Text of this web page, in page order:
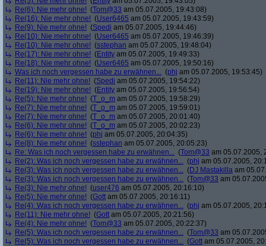
Re(6): Nie mehr ohne! (Tom@33 am 05.07.2005, 19:43:08)
Re(16): Nie mehr ohne! (User6465 am 05.07.2005, 19:43:59)
Re(9): Nie mehr ohne! (Spedi am 05.07.2005, 19:44:46)
Re(10): Nie mehr ohne! (User6465 am 05.07.2005, 19:46:39)
Re(10): Nie mehr ohne! (sstephan am 05.07.2005, 19:48:04)
Re(17): Nie mehr ohne! (Entity am 05.07.2005, 19:49:33)
Re(18): Nie mehr ohne! (User6465 am 05.07.2005, 19:50:16)
Was ich noch vergessen habe zu erwähnen... (phj am 05.07.2005, 19:53:45)
Re(11): Nie mehr ohne! (Spedi am 05.07.2005, 19:54:22)
Re(19): Nie mehr ohne! (Entity am 05.07.2005, 19:56:54)
Re(5): Nie mehr ohne! (T_o_m am 05.07.2005, 19:58:29)
Re(7): Nie mehr ohne! (T_o_m am 05.07.2005, 19:59:01)
Re(7): Nie mehr ohne! (T_o_m am 05.07.2005, 20:01:40)
Re(6): Nie mehr ohne! (T_o_m am 05.07.2005, 20:02:23)
Re(6): Nie mehr ohne! (phj am 05.07.2005, 20:04:35)
Re(8): Nie mehr ohne! (sstephan am 05.07.2005, 20:05:23)
Re: Was ich noch vergessen habe zu erwähnen... (Tom@33 am 05.07.2005,
Re(2): Was ich noch vergessen habe zu erwähnen... (phj am 05.07.2005,
Re(3): Was ich noch vergessen habe zu erwähnen... (DJ Mastakilla am
Re(3): Was ich noch vergessen habe zu erwähnen... (Tom@33 am
Re(3): Nie mehr ohne! (user476 am 05.07.2005, 20:16:10)
Re(5): Nie mehr ohne! (Gott am 05.07.2005, 20:16:11)
Re(4): Was ich noch vergessen habe zu erwähnen... (phj am 05.07.2005,
Re(11): Nie mehr ohne! (Gott am 05.07.2005, 20:21:56)
Re(4): Nie mehr ohne! (Tom@33 am 05.07.2005, 20:22:37)
Re(5): Was ich noch vergessen habe zu erwähnen... (Tom@33 am
Re(5): Was ich noch vergessen habe zu erwähnen... (Gott am 05.07.2005,